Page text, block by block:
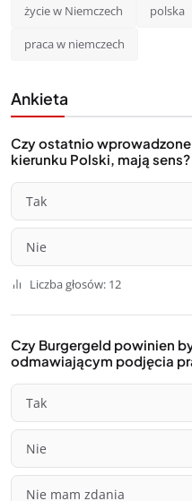
życie w Niemczech polska
praca w niemczech
Ankieta
Czy ostatnio
kierunku Polski, mają sens?
Tak
Nie
Liczba głosów: 12
Czy Burgergeld powinien
odmawiającym podjęcia
Tak
Nie
Nie mam zdania